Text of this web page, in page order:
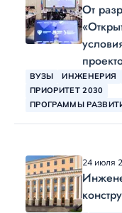
От
ВУЗЫ ИНЖЕНЕРИЯ
ПРИОРИТЕТ 2030
ПРОГРАММЫ
24 июля